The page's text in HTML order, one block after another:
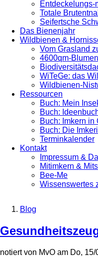
Entdeckelungs-
Totale
Seifertsche
Das Bienenjahr
Wildbienen &
Vom Grasland
4600qm-
WiTeGe: das
Wildbienen-
Ressourcen
Buch: Mein
Buch:
Buch: Imkern in
Buch: Die
Terminkalender
Kontakt
Impressum &
Mitimkern &
Bee-Me
Wissenswertes
Blog
notiert von MvO am Do,